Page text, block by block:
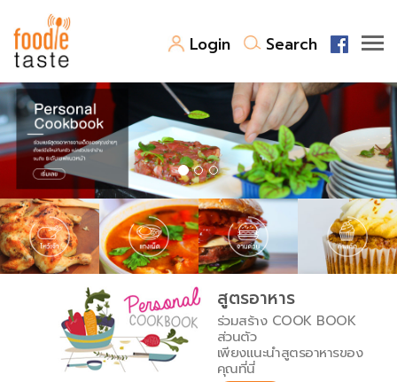
Login Search
สูตรอาหาร
สูตรอาหารล่าสุด
Top Foodie
พาไปชิม
สารพันก้นครัว
เคล็ดลับน่ารู้
เปรียบเทียบหน่วยการตวง
เปรียบเทียบอุณหภูมิ
เปรียบเทียบน้ำหนักวัตถุดิบ
FoodPedia
สร้าง Cookbook
สูตรอาหาร
ร่วมสร้าง COOK BOOK
ส่วนตัว
เพียงแนะนำสูตรอาหารของ
คุณที่นี่